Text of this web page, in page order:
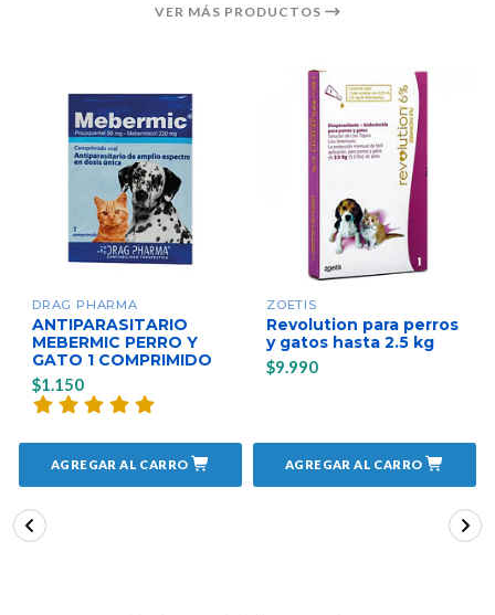
VER MÁS PRODUCTOS
DRAG PHARMA
ANTIPARASITARIO
MEBERMIC PERRO Y
GATO 1 COMPRIMIDO
$1.150
AGREGAR AL CARRO
ZOETIS
Revolution para perros
y gatos hasta 2.5 kg
$9.990
AGREGAR AL CARRO